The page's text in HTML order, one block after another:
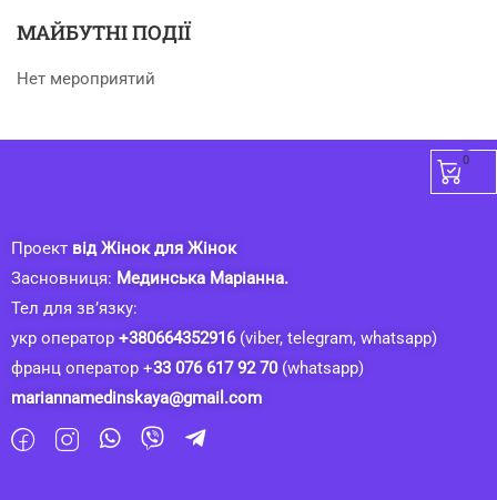
МАЙБУТНІ ПОДІЇ
Нет мероприятий
Проект від Жінок для Жінок
Засновниця: Мединська Маріанна.
Тел для зв’язку:
укр оператор +380664352916(viber, telegram, whatsapp)
франц оператор +33 076 617 92 70(whatsapp)
mariannamedinskaya@gmail.com
0